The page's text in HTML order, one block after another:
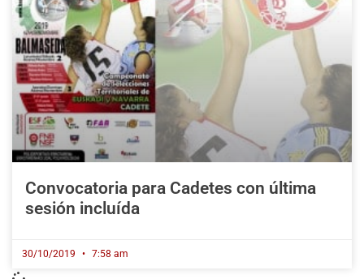
Convocatoria para Cadetes con última
sesión incluída
30/10/2019 7:58 am